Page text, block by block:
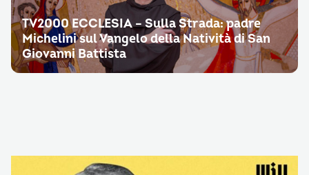
TV2000 ECCLESIA – Sulla Strada: padre
Michelini sul Vangelo della Natività di San
Giovanni Battista